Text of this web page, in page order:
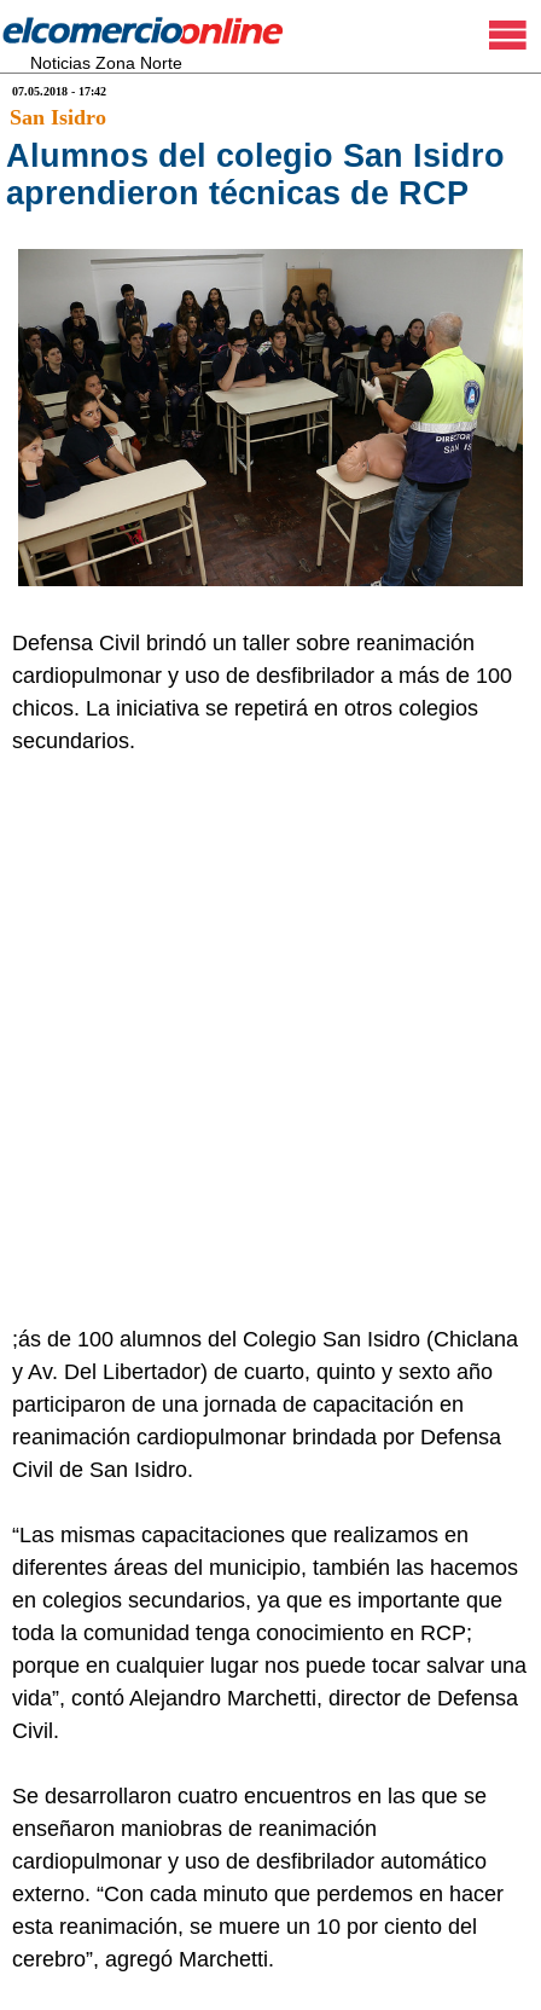
Noticias Zona Norte
07.05.2018 - 17:42
San Isidro
Alumnos del colegio San Isidro
aprendieron técnicas de RCP
Defensa Civil brindó un taller sobre reanimación
cardiopulmonar y uso de desfibrilador a más de 100
chicos. La iniciativa se repetirá en otros colegios
secundarios.
;ás de 100 alumnos del Colegio San Isidro (Chiclana
y Av. Del Libertador) de cuarto, quinto y sexto año
participaron de una jornada de capacitación en
reanimación cardiopulmonar brindada por Defensa
Civil de San Isidro.
“Las mismas capacitaciones que realizamos en
diferentes áreas del municipio, también las hacemos
en colegios secundarios, ya que es importante que
toda la comunidad tenga conocimiento en RCP;
porque en cualquier lugar nos puede tocar salvar una
vida”, contó Alejandro Marchetti, director de Defensa
Civil.
Se desarrollaron cuatro encuentros en las que se
enseñaron maniobras de reanimación
cardiopulmonar y uso de desfibrilador automático
externo. “Con cada minuto que perdemos en hacer
esta reanimación, se muere un 10 por ciento del
cerebro”, agregó Marchetti.